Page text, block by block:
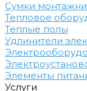
Сумки
Тепловое
Теплые полы
Удлинители
Элементы
Услуги